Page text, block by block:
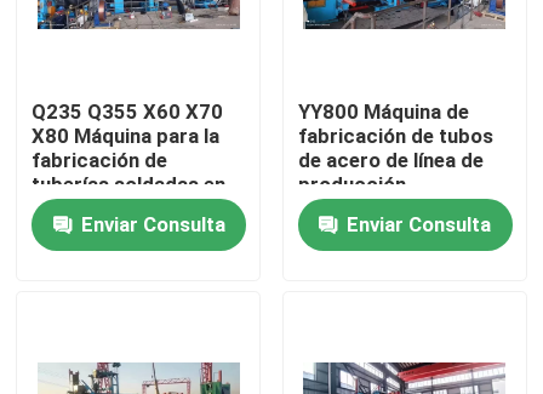
En casa
Productos
Sobre nosotros
Q235 Q355 X60 X70
X80 Máquina para la
fabricación de
tuberías soldadas en
espiral / Molino de
tubos soldados
Enviar Consulta
YY800 Máquina de
fabricación de tubos
de acero de línea de
producción
Enviar Consulta